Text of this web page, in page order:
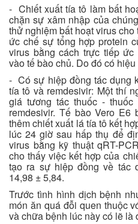
- Chiết xuất tía tô làm bất
chặn sự xâm nhập của
thử nghiệm bất hoạt virus
ức chế sự tổng hợp protein
virus bằng cách trực tiếp
vào tế bào chủ. Do đó có
- Có sự hiệp đồng tác dụng
tía tô và remdesivir: Một thí
giá tương tác thuốc -
remdesivir. Tế bào Vero E6
thêm chiết xuất lá tía tô kết
lúc 24 giờ sau hấp thụ để
virus bằng kỹ thuật qRT-
cho thấy việc kết hợp của
tạo ra sự hiệp đồng về tác
14,98 ± 5,84.
Trước tình hình dịch bệnh
món ăn quá đỗi quen thuộc
và chữa bệnh lúc này có lẽ là